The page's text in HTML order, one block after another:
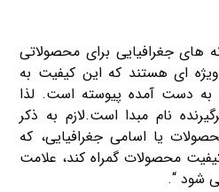
های جغرافیایی برای محصولاتی
ای هستند که این کیفیت به
به دست آمده پیوسته است. لذا
نام مبدا است.لازم به ذکر
یا اسامی جغرافیایی، که
محصولات گمراه کند، علامت
شود “.